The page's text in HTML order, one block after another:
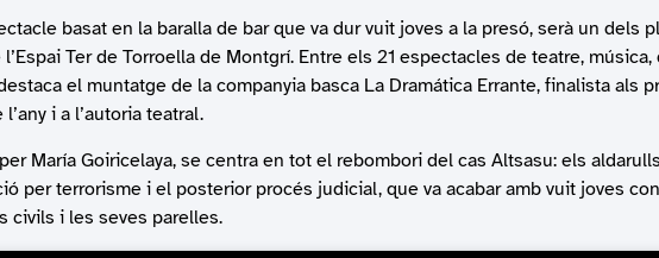
basat en la baralla de bar que va dur vuit joves a la presó, serà un dels
Ter de Torroella de Montgrí. Entre els 21 espectacles de teatre,
el muntatge de la companyia basca La Dramática Errante, finalista als
i a l’autoria teatral.
María Goiricelaya, se centra en tot el rebombori del cas Altsasu: els aldarulls
per terrorisme i el posterior procés judicial, que va acabar amb vuit joves
civils i les seves parelles.